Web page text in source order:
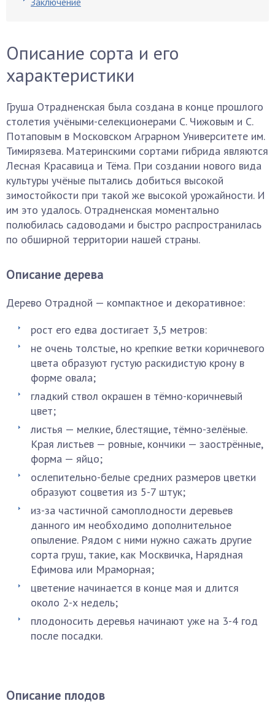
Описание сорта и его
характеристики
Груша Отрадненская была создана в конце прошлого
столетия учёными-селекционерами С. Чижовым и С.
Потаповым в Московском Аграрном Университете им.
Тимирязева. Материнскими сортами гибрида являются
Лесная Красавица и Тёма. При создании нового вида
культуры учёные пытались добиться высокой
зимостойкости при такой же высокой урожайности. И
им это удалось. Отрадненская моментально
полюбилась садоводами и быстро распространилась
по обширной территории нашей страны.
Описание дерева
Дерево Отрадной — компактное и декоративное:
рост его едва достигает 3,5 метров:
не очень толстые, но крепкие ветки коричневого
цвета образуют густую раскидистую крону в
форме овала;
гладкий ствол окрашен в тёмно-коричневый
цвет;
листья — мелкие, блестящие, тёмно-зелёные.
Края листьев — ровные, кончики — заострённые,
форма — яйцо;
ослепительно-белые средних размеров цветки
образуют соцветия из 5-7 штук;
из-за частичной самоплодности деревьев
данного им необходимо дополнительное
опыление. Рядом с ними нужно сажать другие
сорта груш, такие, как Москвичка, Нарядная
Ефимова или Мраморная;
цветение начинается в конце мая и длится
около 2-х недель;
плодоносить деревья начинают уже на 3-4 год
после посадки.
Описание плодов